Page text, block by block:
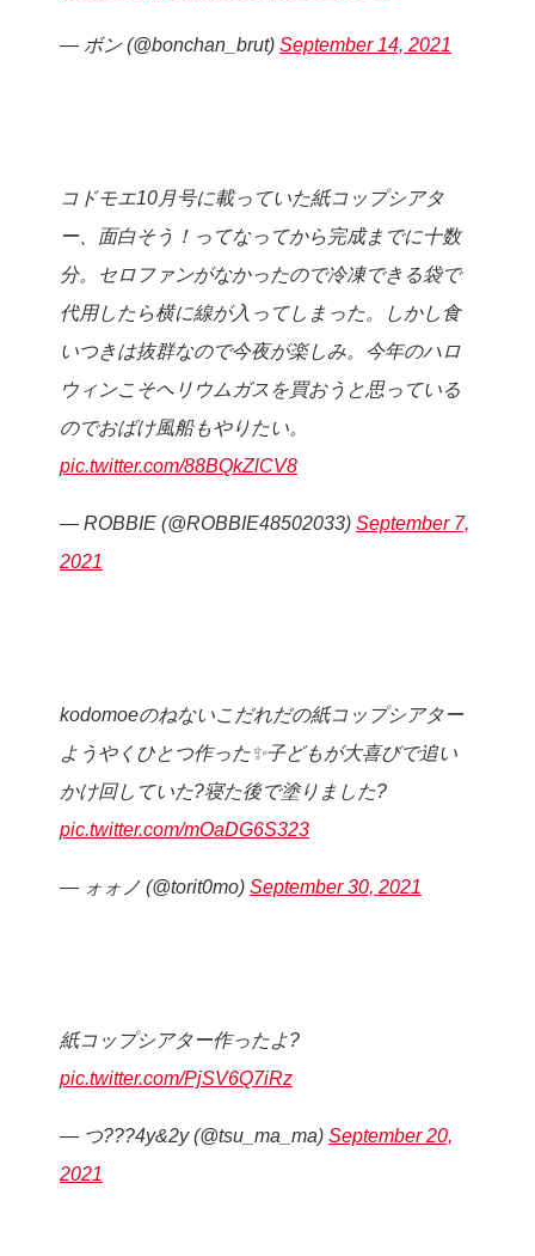
— ボン (@bonchan_brut) September 14, 2021
コドモエ10月号に載っていた紙コップシアタ
ー、面白そう！ってなってから完成までに十数
分。セロファンがなかったので冷凍できる袋で
代用したら横に線が入ってしまった。しかし食
いつきは抜群なので今夜が楽しみ。今年のハロ
ウィンこそヘリウムガスを買おうと思っている
のでおばけ風船もやりたい。
pic.twitter.com/88BQkZlCV8
— ROBBIE (@ROBBIE48502033) September 7,
2021
kodomoeのねないこだれだの紙コップシアター
ようやくひとつ作った✨子どもが大喜びで追い
かけ回していた?寝た後で塗りました?
pic.twitter.com/mOaDG6S323
— ォォノ (@torit0mo) September 30, 2021
紙コップシアター作ったよ?
pic.twitter.com/PjSV6Q7iRz
— つ???4y&2y (@tsu_ma_ma) September 20,
2021